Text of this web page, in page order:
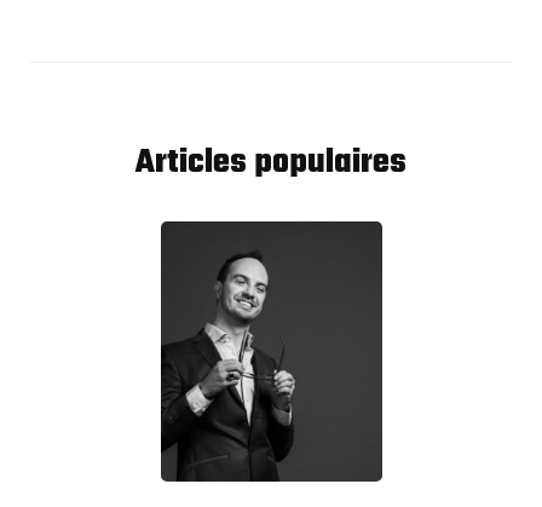
Articles populaires